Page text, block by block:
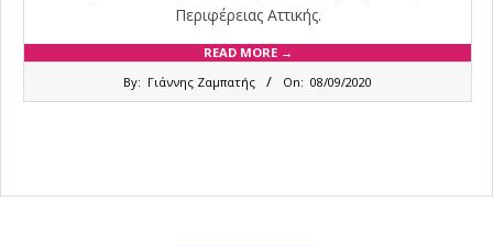
Περιφέρειας Αττικής.
READ MORE →
By: Γιάννης Ζαμπατής On: 08/09/2020